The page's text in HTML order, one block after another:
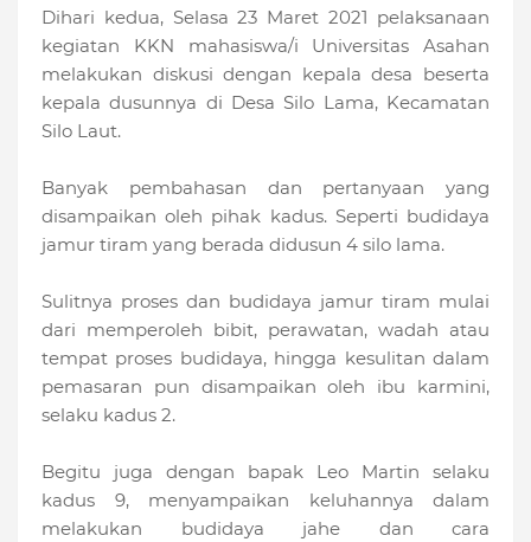
Dihari kedua, Selasa 23 Maret 2021 pelaksanaan
kegiatan KKN mahasiswa/i Universitas Asahan
melakukan diskusi dengan kepala desa beserta
kepala dusunnya di Desa Silo Lama, Kecamatan
Silo Laut.
Banyak pembahasan dan pertanyaan yang
disampaikan oleh pihak kadus. Seperti budidaya
jamur tiram yang berada didusun 4 silo lama.
Sulitnya proses dan budidaya jamur tiram mulai
dari memperoleh bibit, perawatan, wadah atau
tempat proses budidaya, hingga kesulitan dalam
pemasaran pun disampaikan oleh ibu karmini,
selaku kadus 2.
Begitu juga dengan bapak Leo Martin selaku
kadus 9, menyampaikan keluhannya dalam
melakukan budidaya jahe dan cara